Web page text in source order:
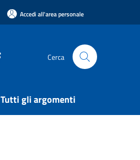
Accedi all'area personale
Cerca
Tutti gli argomenti